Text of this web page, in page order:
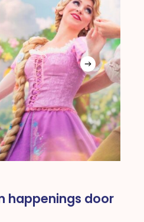
happenings door